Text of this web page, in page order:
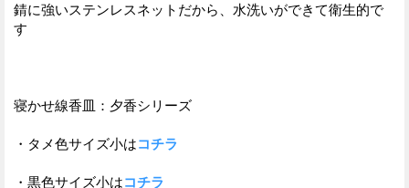
錆に強いステンレスネットだから、水洗いができて衛生的で
す
寝かせ線香皿：夕香シリーズ
・タメ色サイズ小はコチラ
・黒色サイズ小はコチラ